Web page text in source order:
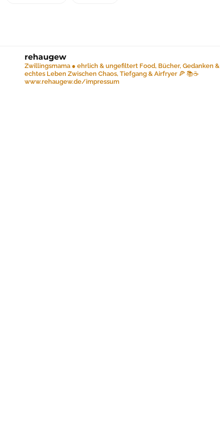
rehaugew
Zwillingsmama ● ehrlich & ungefiltert Food, Bücher, Gedanken &
echtes Leben Zwischen Chaos, Tiefgang & Airfryer 🍕 📚☕️
www.rehaugew.de/impressum